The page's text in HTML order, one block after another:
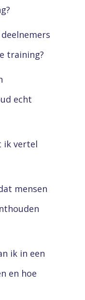
training?
echt
ik vertel
mensen
ik in een
en hoe